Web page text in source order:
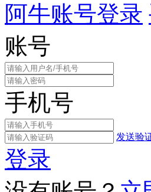
阿牛账号登录
账号
手机号
发送验
登录